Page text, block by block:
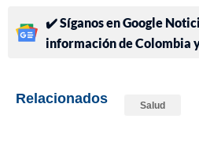
✔️ Síganos en Google
información de Colombia
Relacionados Salud